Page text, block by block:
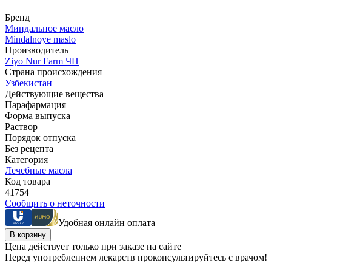
Бренд
Миндальное масло
Mindalnoye maslo
Производитель
Ziyo Nur Farm ЧП
Страна происхождения
Узбекистан
Действующие вещества
Парафармация
Форма выпуска
Раствор
Порядок отпуска
Без рецепта
Категория
Лечебные масла
Код товара
41754
Сообщить о неточности
Удобная онлайн оплата
В корзину
Цена действует только при заказе на сайте
Перед употреблением лекарств проконсультируйтесь с врачом!